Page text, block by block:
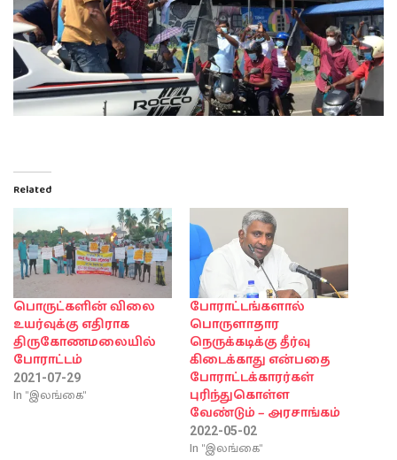
Related
பொருட்களின் விலை
உயர்வுக்கு எதிராக
திருகோணமலையில்
போராட்டம்
2021-07-29
In "இலங்கை"
போராட்டங்களால்
பொருளாதார
நெருக்கடிக்கு தீர்வு
கிடைக்காது என்பதை
போராட்டக்காரர்கள்
புரிந்துகொள்ள
வேண்டும் – அரசாங்கம்
2022-05-02
In "இலங்கை"